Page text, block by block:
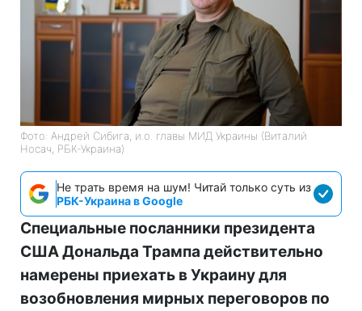
Фото: Андрей Сибига, и.о. главы МИД Украины (Виталий
Носач, РБК-Украина)
Не трать время на шум! Читай только суть из
РБК-Украина в Google
Специальные посланники президента
США Дональда Трампа действительно
намерены приехать в Украину для
возобновления мирных переговоров по